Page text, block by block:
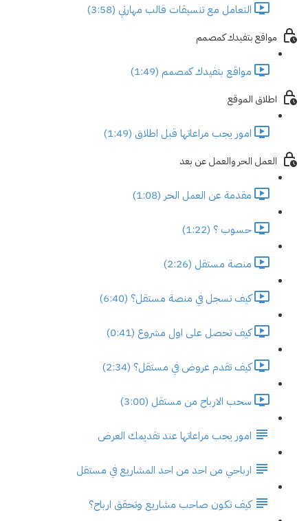
التعامل مع تنسيقات قالب مهارتي (3:58)
مواقع بتفيدك كمصمم
مواقع بتفيدك كمصمم (1:49)
اطلاق الموقع
امور يجب مراعاتها قبل اطلاق (1:49)
العمل الحر والعمل عن بعد
مقدمة عن العمل الحر (1:08)
حسوب ؟ (1:22)
منصة مستقل (2:26)
كيف تسجل في منصة مستقل؟ (6:40)
كيف تحصل على اول مشروع (0:41)
كيف تقدم عروض في مستقل؟ (2:34)
سحب الارباح من مستقل (3:00)
امور يجب مراعاتها عند تقديمك العرض
ارباحي من احد من احد المشاريع في مستقل
كيف تكون صاحب مشاريع وتحقق ارباح؟